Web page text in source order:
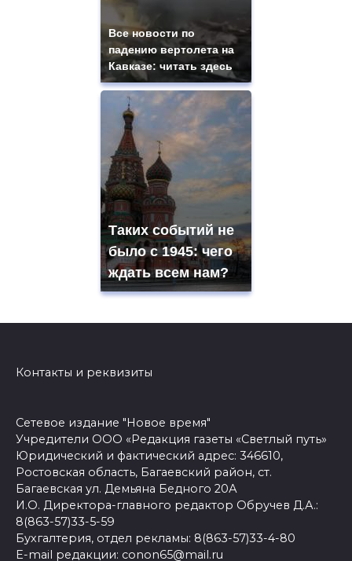
Все новости по
падению вертолета на
Кавказе: читать здесь
Таких событий не
было с 1945: чего
ждать всем нам?
Контакты и реквизиты
Сетевое издание "Новое время"
Учредители ООО «Редакция газеты «Светлый путь»
Юридический и фактический адрес: 346610,
Ростовская область, Багаевский район, ст.
Багаевская ул. Демьяна Бедного 20А
И.О. Директора-главного редактор Обручев Д.А.:
8(863-57)33-5-59
Бухгалтерия, отдел рекламы: 8(863-57)33-4-80
E-mail редакции: conon65@mail.ru